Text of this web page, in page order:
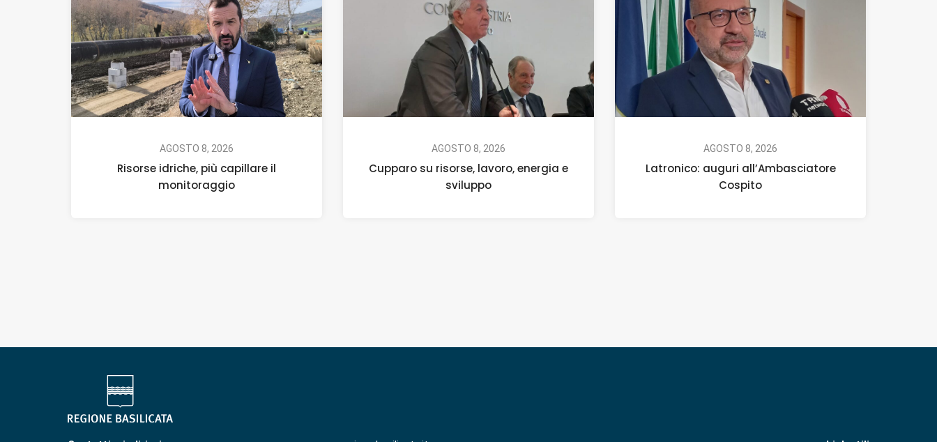
AGOSTO 8, 2026
Risorse idriche, più capillare il
monitoraggio
AGOSTO 8, 2026
Cupparo su risorse, lavoro, energia e
sviluppo
AGOSTO 8, 2026
Latronico: auguri all’Ambasciatore
Cospito